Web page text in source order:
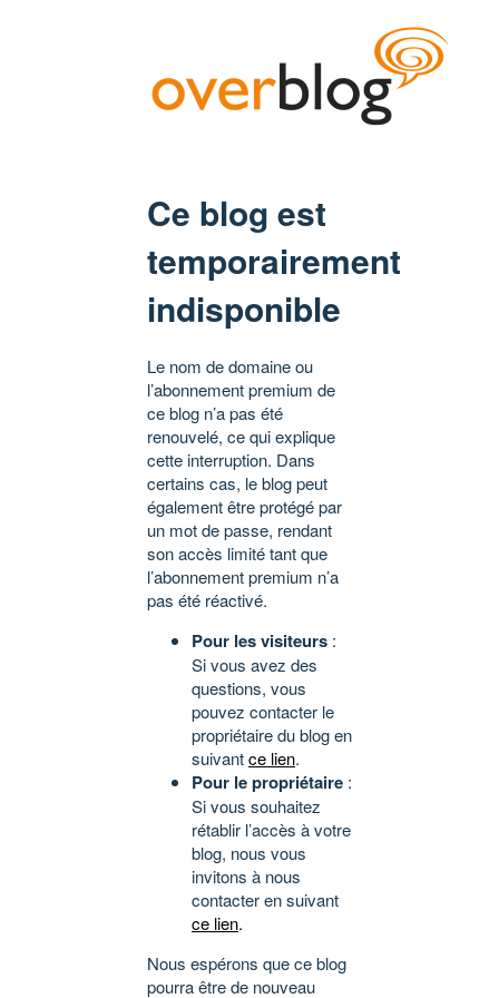
Ce blog est
temporairement
indisponible
Le nom de domaine ou
l’abonnement premium de
ce blog n’a pas été
renouvelé, ce qui explique
cette interruption. Dans
certains cas, le blog peut
également être protégé par
un mot de passe, rendant
son accès limité tant que
l’abonnement premium n’a
pas été réactivé.
Pour les visiteurs :
Si vous avez des
questions, vous
pouvez contacter le
propriétaire du blog en
suivantce lien.
Pour le propriétaire :
Si vous souhaitez
rétablir l’accès à votre
blog, nous vous
invitons à nous
contacter en suivant
ce lien.
Nous espérons que ce blog
pourra être de nouveau